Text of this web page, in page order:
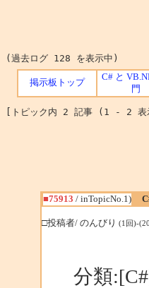
(過去ログ 128 を表示中)
掲示板トップ
C# と
門
[トピック内 2 記事 (1 - 2
■75913 / inTopicNo.1)
□投稿者/ のんびり (1回)-
分類